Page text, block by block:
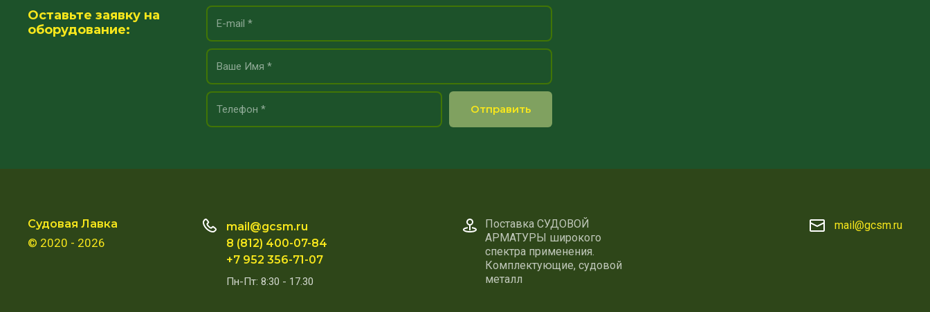
Оставьте заявку на
оборудование:
Отправить
Судовая Лавка
© 2020 - 2026
mail@gcsm.ru
8 (812) 400-07-84
+7 952 356-71-07
Пн-Пт: 8:30 - 17.30
Поставка СУДОВОЙ
АРМАТУРЫ широкого
спектра применения.
Комплектующие, судовой
металл
mail@gcsm.ru